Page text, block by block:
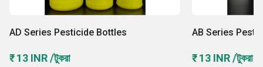
AD Series Pesticide Bottles
₹ 13 INR /টুকরা
AB Series
₹ 13 INR /টুকরা